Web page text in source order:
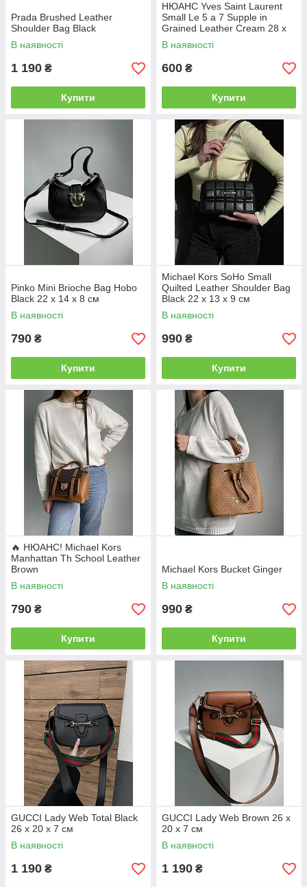
Prada Brushed Leather
Shoulder Bag Black
В наявності
1 190 ₴
Купити
НЮАНС Yves Saint Laurent
Small Le 5 a 7 Supple in
Grained Leather Cream 28 х
28 х 8 см
В наявності
600 ₴
Купити
Pinko Mini Brioche Bag Hobo
Black 22 x 14 x 8 см
В наявності
790 ₴
Купити
Michael Kors SoHo Small
Quilted Leather Shoulder Bag
Black 22 х 13 х 9 см
В наявності
990 ₴
Купити
🔥 НЮАНС! Michael Kors
Manhattan Th School Leather
Brown
В наявності
790 ₴
Купити
Michael Kors Bucket Ginger
В наявності
990 ₴
Купити
GUCCI Lady Web Total Black
26 х 20 х 7 см
В наявності
1 190 ₴
GUCCI Lady Web Brown 26 х
20 х 7 см
В наявності
1 190 ₴